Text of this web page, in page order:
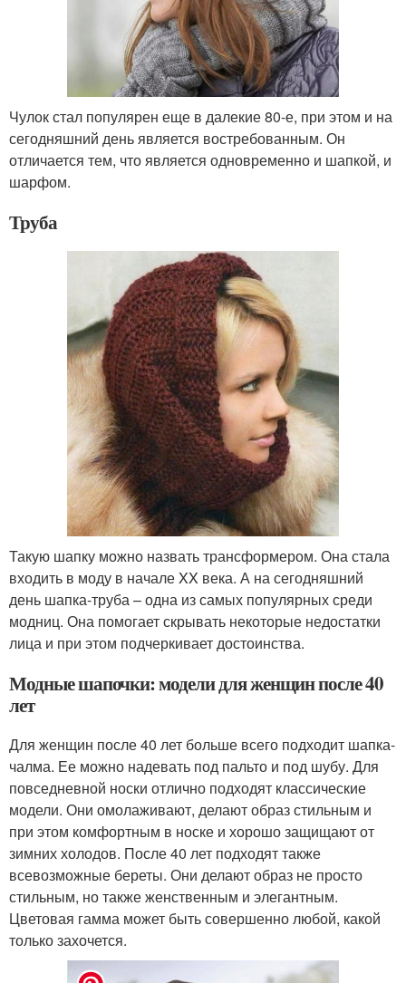
Чулок стал популярен еще в далекие 80-е, при этом и на
сегодняшний день является востребованным. Он
отличается тем, что является одновременно и шапкой, и
шарфом.
Труба
Такую шапку можно назвать трансформером. Она стала
входить в моду в начале XX века. А на сегодняшний
день шапка-труба – одна из самых популярных среди
модниц. Она помогает скрывать некоторые недостатки
лица и при этом подчеркивает достоинства.
Модные шапочки: модели для женщин после 40
лет
Для женщин после 40 лет больше всего подходит шапка-
чалма. Ее можно надевать под пальто и под шубу. Для
повседневной носки отлично подходят классические
модели. Они омолаживают, делают образ стильным и
при этом комфортным в носке и хорошо защищают от
зимних холодов. После 40 лет подходят также
всевозможные береты. Они делают образ не просто
стильным, но также женственным и элегантным.
Цветовая гамма может быть совершенно любой, какой
только захочется.